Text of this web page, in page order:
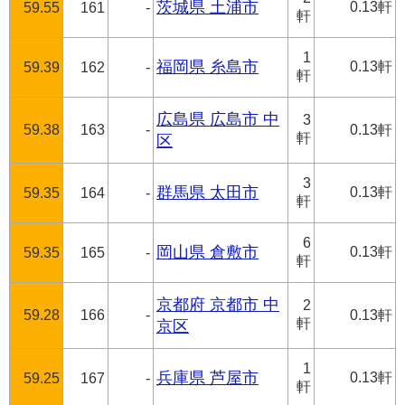
59.55 161 - 茨城県 土浦市
軒
0.13軒
59.39 162 - 福岡県 糸島市
1
軒
0.13軒
59.38 163 -
広島県 広島市 中
区
3
軒
0.13軒
59.35 164 - 群馬県 太田市
3
軒
0.13軒
59.35 165 - 岡山県 倉敷市
6
軒
0.13軒
59.28 166 -
京都府 京都市 中
京区
2
軒
0.13軒
59.25 167 - 兵庫県 芦屋市
1
軒
0.13軒